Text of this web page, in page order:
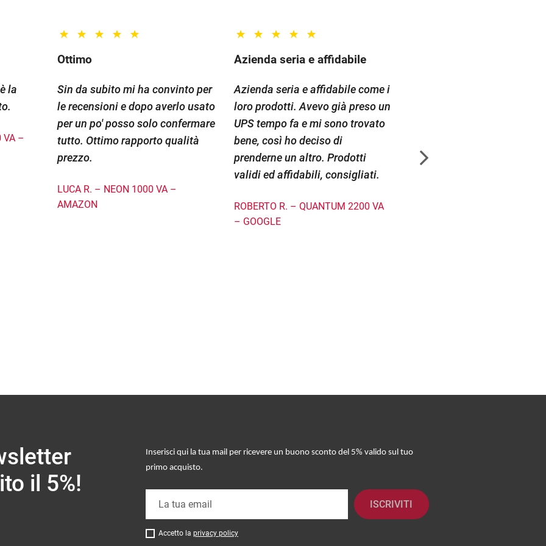
la
VA –
Ottimo
Sin da subito mi ha convinto per
le recensioni e dopo averlo usato
per un po' posso solo confermare
tutto. Ottimo rapporto qualità
prezzo.
LUCA R. – NEON 1000 VA –
AMAZON
Azienda seria e affidabile
Azienda seria e affidabile come i
loro prodotti. Avevo già preso un
UPS tempo fa e mi sono trovato
bene, così ho deciso di
prenderne un altro. Prodotti
validi ed affidabili, consigliati.
ROBERTO R. – QUANTUM 2200 VA
– GOOGLE
LUCA – TETRYS 850 VA –
il 5%!
Inserisci qui la tua mail per ricevere un buono sconto del 5% valido sul tuo
primo acquisto.
ISCRIVITI
Accetto la privacy policy